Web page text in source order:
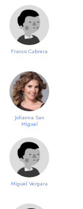
Franco Cabrera
Johanna San
Miguel
Miguel Vergara